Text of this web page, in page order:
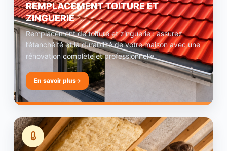
REMPLACEMENT TOITURE ET
ZINGUERIE
Remplacement de toiture et zinguerie : assurez
l’étanchéité et la durabilité de votre maison avec une
rénovation complète et professionnelle.
En savoir plus